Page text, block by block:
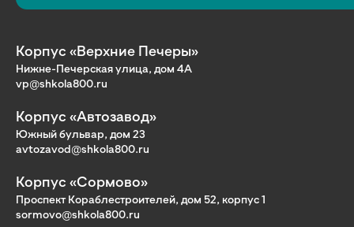
Корпус «Верхние Печеры»
Нижне-Печерская улица, дом 4А
vp@shkola800.ru
Корпус «Автозавод»
Южный бульвар, дом 23
avtozavod@shkola800.ru
Корпус «Сормово»
Проспект Кораблестроителей, дом 52, корпус 1
sormovo@shkola800.ru